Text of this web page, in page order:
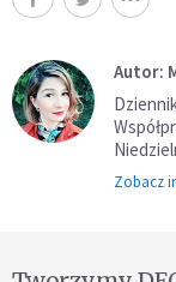
Autor:
Zobacz